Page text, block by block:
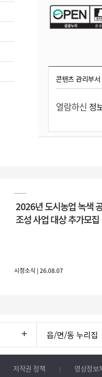
콘텐츠 관리부서
열람하신 정
2026년 도시농업 녹색
조성 사업 대상 추가모집
시정소식 | 26.08.07
읍/면/동 누리집
저작권 정책 영상정보